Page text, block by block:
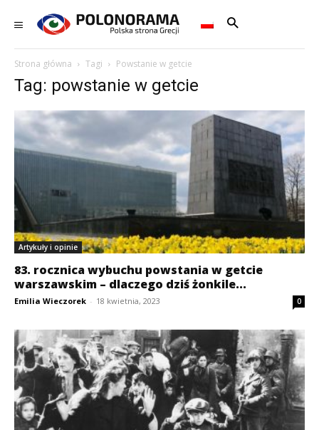
Strona główna Tagi Powstanie w getcie
Tag: powstanie w getcie
Artykuły i opinie
83. rocznica wybuchu powstania w getcie
warszawskim – dlaczego dziś żonkile...
Emilia Wieczorek - 18 kwietnia, 2023 0